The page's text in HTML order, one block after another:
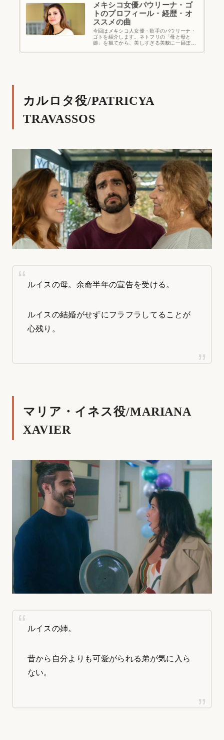
メキシコ女優パウリーナ・ゴ
トのプロフィール・経歴・オ
ススメの曲
今回はメキシコ人女優・歌手のパウリーナ・
ゴトを紹介します。ネトフリの「母と母と
娘」を観てから、美しすぎる美貌に一目ぼ
る彼女ですが、あまり日本語で彼女を紹介す
カルロタ役/PATRICYA
TRAVASSOS
ルイスの母。余命半年の宣告を受ける。
ルイスの結婚がせずにフラフラしてることが
心残り。
マリア・イネス役/MARIANA
XAVIER
ルイスの姉。
昔から自分よりも可愛がられる弟が気に入ら
ない。